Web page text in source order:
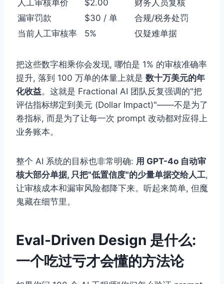
人工审核单价
$2.00
财务人员复核
漏审罚款
$30 / 单
合规/税务处罚
当前人工审核率
5% 仅疑难单据
把这些数字相乘你会发现, 哪怕是 1% 的审核准确率
提升, 落到 100 万单的体量上就是 数十万美元的年
化收益。这就是 Fractional AI 团队反复强调的"把
评估指标绑定到美元 (Dollar Impact)"——不是为了
卷指标, 而是为了让每一次 prompt 改动都对应得上
业务账本。
整个 AI 系统的目标也非常明确: 用 GPT-4o 自动审
核大部分单据, 只把"低置信度"的少量单据交给人工,
让审核成本和漏审风险都降下来。听起来简单, 但魔
鬼藏在细节里。
Eval-Driven Design 是什么:
一个吃过亏才会懂的方法论